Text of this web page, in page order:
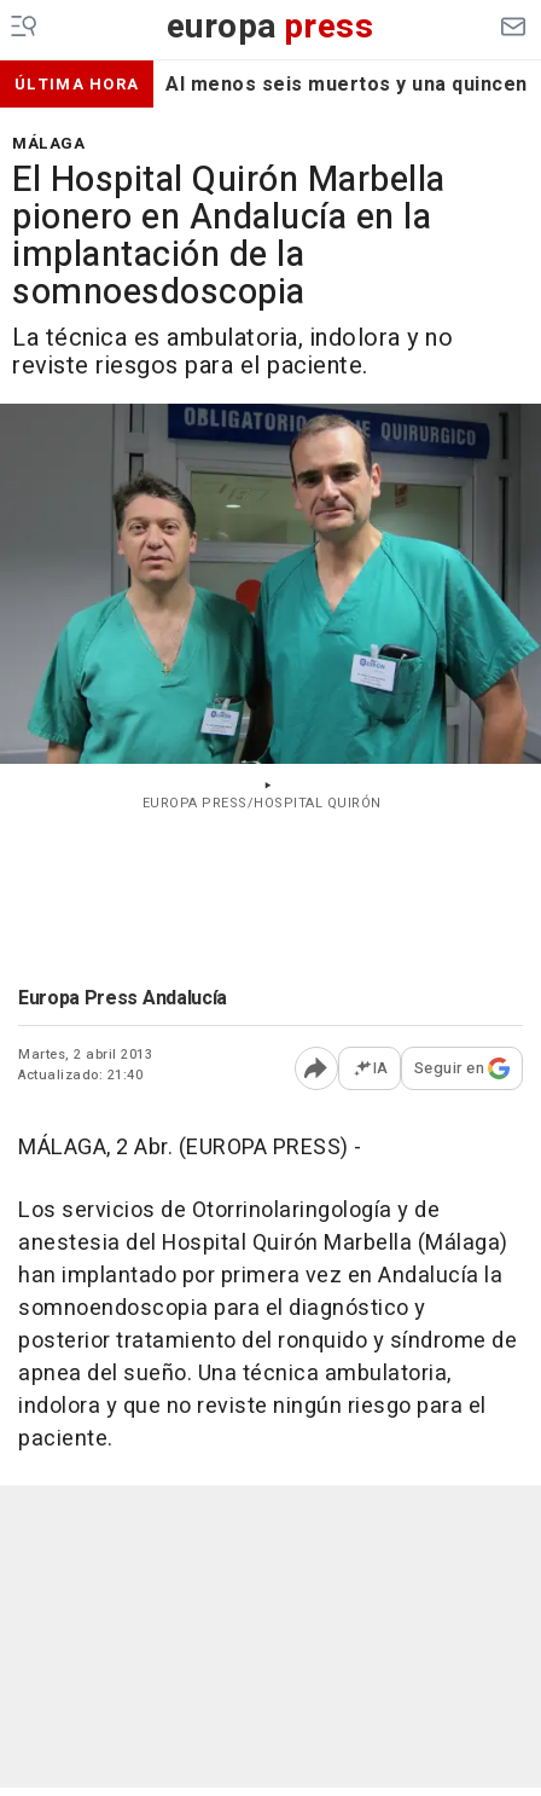
europa press
ÚLTIMA HORA Al menos seis muertos y una
MÁLAGA
El Hospital Quirón Marbella
pionero en Andalucía en la
implantación de la
somnoesdoscopia
La técnica es ambulatoria, indolora y no
reviste riesgos para el paciente.
EUROPA PRESS/HOSPITAL QUIRÓN
Europa Press Andalucía
Martes, 2 abril 2013
Actualizado: 21:40
Abrir opciones para
IA Seguir en
MÁLAGA, 2 Abr. (EUROPA PRESS) -
Los servicios de Otorrinolaringología y de
anestesia del Hospital Quirón Marbella (Málaga)
han implantado por primera vez en Andalucía la
somnoendoscopia para el diagnóstico y
posterior tratamiento del ronquido y síndrome de
apnea del sueño. Una técnica ambulatoria,
indolora y que no reviste ningún riesgo para el
paciente.